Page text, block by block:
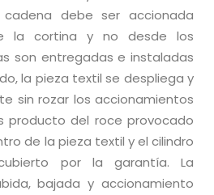
debe ser accionada
la cortina y no desde los
son entregadas e instaladas
la pieza textil se despliega y
sin rozar los accionamientos
producto del roce provocado
de la pieza textil y el cilindro
por la garantía. La
bajada y accionamiento